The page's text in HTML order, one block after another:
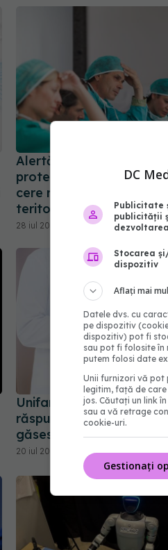
Alertă în spitale înaintea
protestelor. Ministerul
cere raportări urgente din
teritoriu
28 iul 2026, 10:52
Unifarm: Canalul de
răspuns pentru pacienții
găsesc medicamente
20 iul 2026, 15:16
DC
Publicitate
publicității
Stocarea
dispozitiv
Aflați mai
Datele dvs. cu
pe dispozitiv
dispozitiv) pot fi
sau pot fi folosite în
putem folosi date
Unii furnizori vă pot
legitim, față de
jos. Căutați un link
sau a vă retrage
cookie-uri.
Gestionați